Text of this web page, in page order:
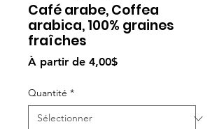
Café arabe, Coffea
arabica, 100% graines
fraîches
À partir de 4,00$Prix
Quantité *